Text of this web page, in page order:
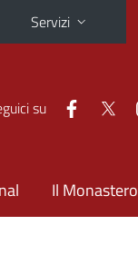
Servizi
su
Il Monastero